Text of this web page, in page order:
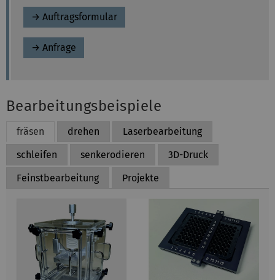
→ Auftragsformular
→ Anfrage
Bearbeitungsbeispiele
fräsen drehen
Laserbearbeitung
schleifen
senkerodieren
3D-Druck
Feinstbearbeitung
Projekte